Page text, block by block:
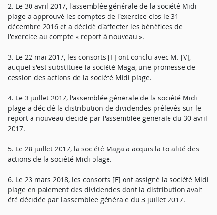
2. Le 30 avril 2017, l'assemblée générale de la société Midi
plage a approuvé les comptes de l'exercice clos le 31
décembre 2016 et a décidé d'affecter les bénéfices de
l'exercice au compte « report à nouveau ».
3. Le 22 mai 2017, les consorts [F] ont conclu avec M. [V],
auquel s'est substituée la société Maga, une promesse de
cession des actions de la société Midi plage.
4. Le 3 juillet 2017, l'assemblée générale de la société Midi
plage a décidé la distribution de dividendes prélevés sur le
report à nouveau décidé par l'assemblée générale du 30 avril
2017.
5. Le 28 juillet 2017, la société Maga a acquis la totalité des
actions de la société Midi plage.
6. Le 23 mars 2018, les consorts [F] ont assigné la société Midi
plage en paiement des dividendes dont la distribution avait
été décidée par l'assemblée générale du 3 juillet 2017.